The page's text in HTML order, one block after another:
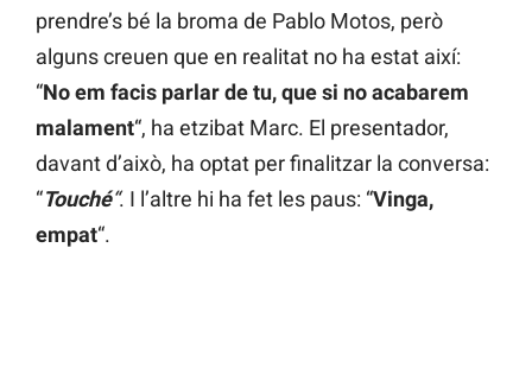
prendre’s bé la broma de Pablo Motos, però
alguns creuen que en realitat no ha estat així:
“No em facis parlar de tu, que si no acabarem
malament“, ha etzibat Marc. El presentador,
davant d’això, ha optat per finalitzar la conversa:
“Touché“. I l’altre hi ha fet les paus: “Vinga,
empat“.